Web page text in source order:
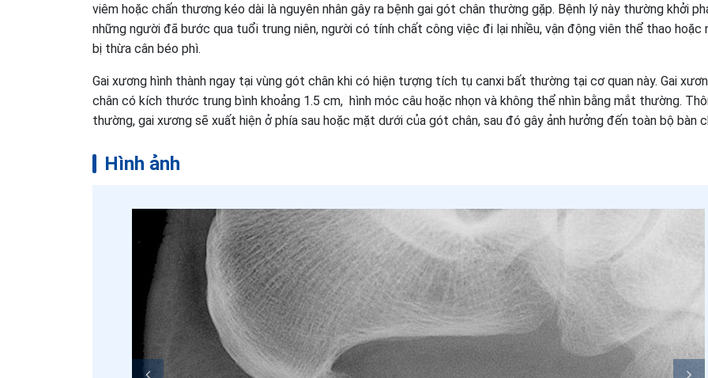
viêm hoặc chấn thương kéo dài là nguyên nhân gây ra bệnh gai gót chân thường gặp. Bệnh lý này thường khởi
những người đã bước qua tuổi trung niên, người có tính chất công việc đi lại nhiều, vận động viên thể thao hoặc
bị thừa cân béo phì.
Gai xương hình thành ngay tại vùng gót chân khi có hiện tượng tích tụ canxi bất thường tại cơ quan này. Gai
chân có kích thước trung bình khoảng 1.5 cm, hình móc câu hoặc nhọn và không thể nhìn bằng mắt thường.
thường, gai xương sẽ xuất hiện ở phía sau hoặc mặt dưới của gót chân, sau đó gây ảnh hưởng đến toàn bộ bàn
Hình ảnh